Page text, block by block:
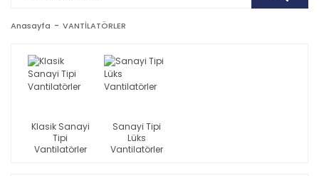
Anasayfa VANTİLATÖRLER
Klasik Sanayi
Tipi
Vantilatörler
Sanayi Tipi
Lüks
Vantilatörler